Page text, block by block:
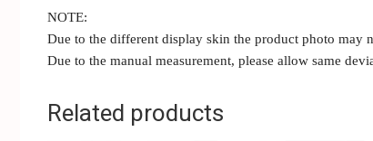
NOTE:
Due to the different display skin the product photo may
Due to the manual measurement, please allow same
Related products